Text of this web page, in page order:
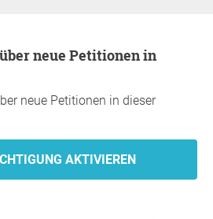
neue Petitionen in dieser